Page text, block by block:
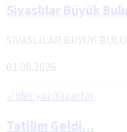
Sivaslılar Büyük
SİVASLILAR BÜYÜK
01.08.2026
slider yazıYazarlar
Tatilim Geldi…